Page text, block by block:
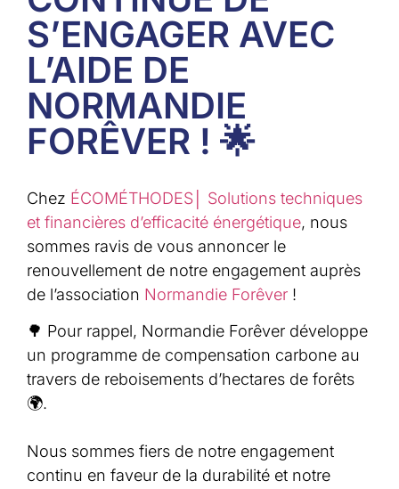
S’ENGAGER AVEC
L’AIDE DE
NORMANDIE
FORÊVER ! 🌟
Chez ÉCOMÉTHODES│ Solutions techniques
et financières d’efficacité énergétique, nous
sommes ravis de vous annoncer le
renouvellement de notre engagement auprès
de l’association Normandie Forêver !
🌳 Pour rappel, Normandie Forêver développe
un programme de compensation carbone au
travers de reboisements d’hectares de forêts
🌍.
Nous sommes fiers de notre engagement
continu en faveur de la durabilité et notre